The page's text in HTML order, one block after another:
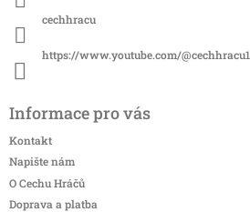
cechhracu
https://www.youtube.com/@cechhracu1
Informace pro vás
Kontakt
Napište nám
O Cechu Hráčů
Doprava a platba